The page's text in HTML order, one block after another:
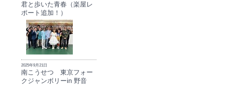
君と歩いた青春（楽屋レ
ポート追加！）
2025年9月21日
南こうせつ 東京フォー
クジャンボリーin 野音